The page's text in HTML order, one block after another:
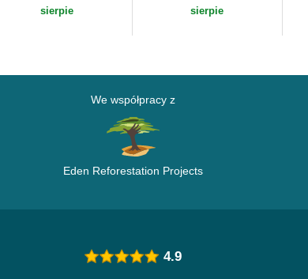
Essential New York
sierpie
York Yankees MLB
sierpie
We współpracy z
Eden Reforestation Projects
4.9